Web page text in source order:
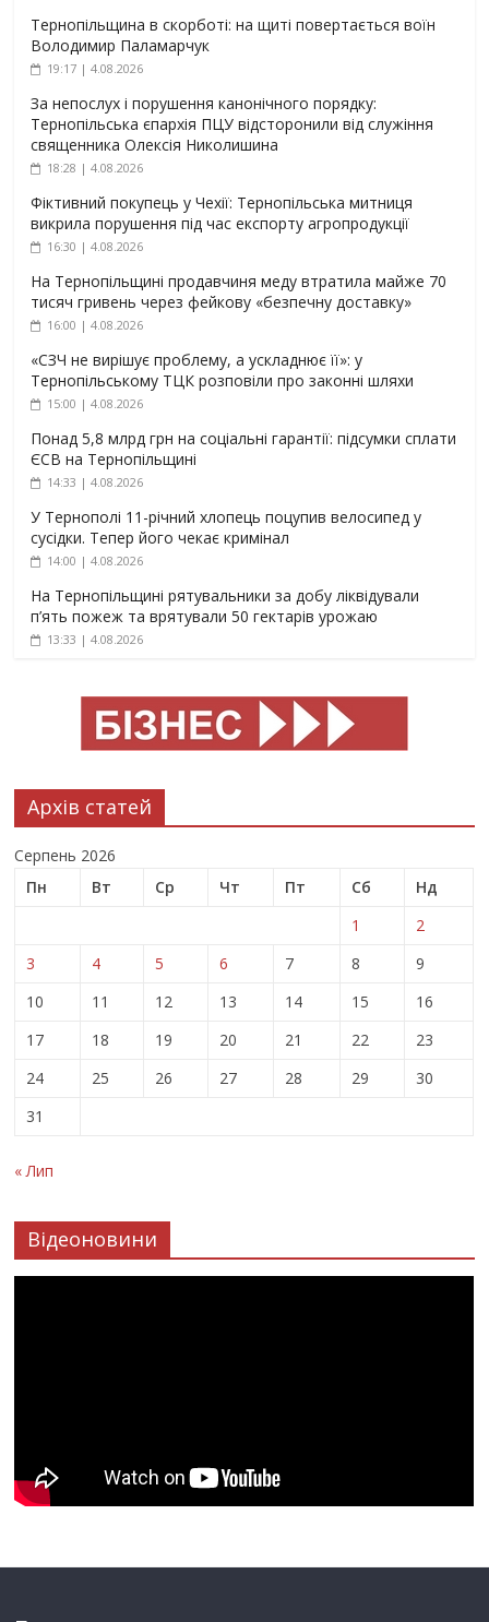
Тернопільщина в скорботі: на щиті повертається воїн
Володимир Паламарчук
19:17 | 4.08.2026
За непослух і порушення канонічного порядку:
Тернопільська єпархія ПЦУ відсторонили від служіння
священника Олексія Николишина
18:28 | 4.08.2026
Фіктивний покупець у Чехії: Тернопільська митниця
викрила порушення під час експорту агропродукції
16:30 | 4.08.2026
На Тернопільщині продавчиня меду втратила майже 70
тисяч гривень через фейкову «безпечну доставку»
16:00 | 4.08.2026
«СЗЧ не вирішує проблему, а ускладнює її»: у
Тернопільському ТЦК розповіли про законні шляхи
15:00 | 4.08.2026
Понад 5,8 млрд грн на соціальні гарантії: підсумки сплати
ЄСВ на Тернопільщині
14:33 | 4.08.2026
У Тернополі 11-річний хлопець поцупив велосипед у
сусідки. Тепер його чекає кримінал
14:00 | 4.08.2026
На Тернопільщині рятувальники за добу ліквідували
п’ять пожеж та врятували 50 гектарів урожаю
13:33 | 4.08.2026
Архів статей
Серпень 2026
Пн
Вт Ср Чт Пт Сб
Нд
1
2
3
4 5 6 7 8
9
10
11 12 13 14 15
16
17
18 19 20 21 22
23
24
25 26 27 28 29
30
31
« Лип
Відеоновини